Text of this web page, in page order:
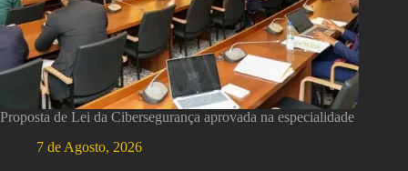
Proposta de Lei da Cibersegurança aprovada na especialidade
7 de Agosto, 2026